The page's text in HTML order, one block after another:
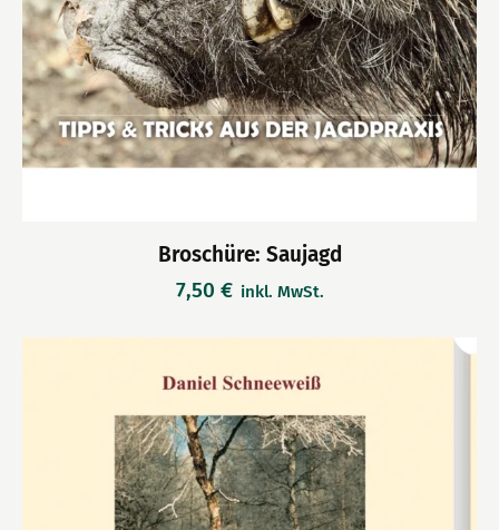
Broschüre: Saujagd
7,50 € inkl. MwSt.